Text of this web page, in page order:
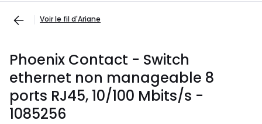
Voir le fil d'Ariane
Phoenix Contact - Switch
ethernet non manageable 8
ports RJ45, 10/100 Mbits/s -
1085256